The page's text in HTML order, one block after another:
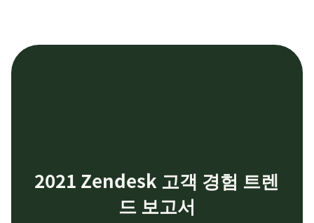
2021 Zendesk 고객 경험 트렌
드 보고서